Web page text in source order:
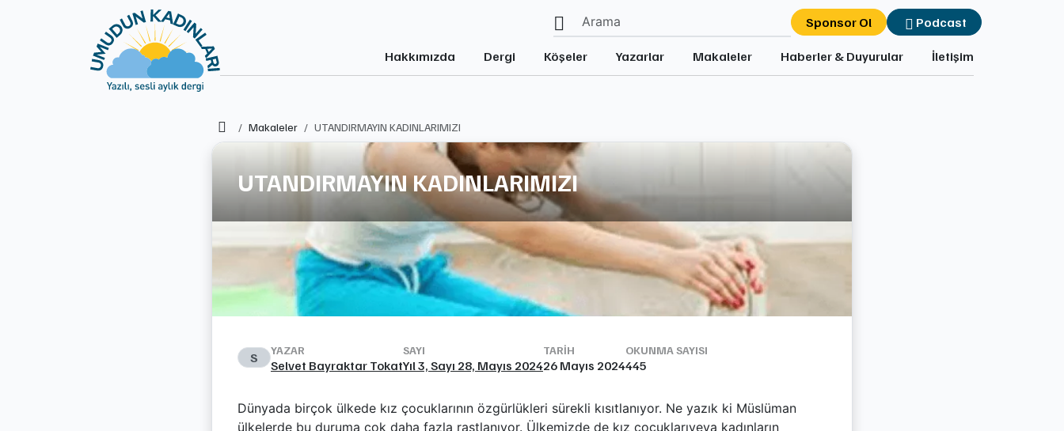
Sponsor Ol Podcast
Hakkımızda Dergi Köşeler Yazarlar Makaleler Haberler & Duyurular İletişim
Ana SayfaMakaleler UTANDIRMAYIN KADINLARIMIZI
UTANDIRMAYIN KADINLARIMIZI
S YAZAR
Selvet Bayraktar Tokat
SAYI
Yıl 3, Sayı 28, Mayıs 2024
TARIH
26 Mayıs 2024
OKUNMA SAYISI
445
Dünyada birçok ülkede kız çocuklarının özgürlükleri sürekli kısıtlanıyor. Ne yazık ki Müslüman
ülkelerde bu duruma çok daha fazla rastlanıyor. Ülkemizde de kız çocuklarıveya kadınların